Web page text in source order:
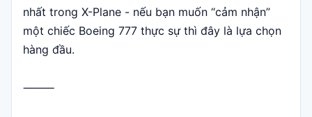
nhất trong X-Plane - nếu bạn muốn “cảm nhận”
một chiếc Boeing 777 thực sự thì đây là lựa chọn
hàng đầu.
⸻